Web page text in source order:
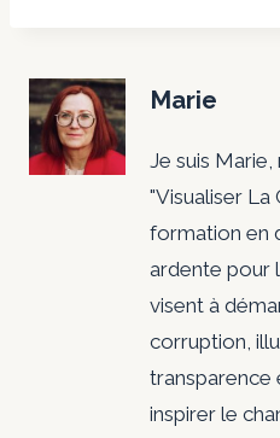
Marie
Je suis
"Visualiser La
formation en
ardente pour
visent à
corruption,
transparence
inspirer le